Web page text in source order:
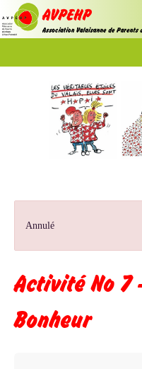
Annulé
Activité No 7
Bonheur